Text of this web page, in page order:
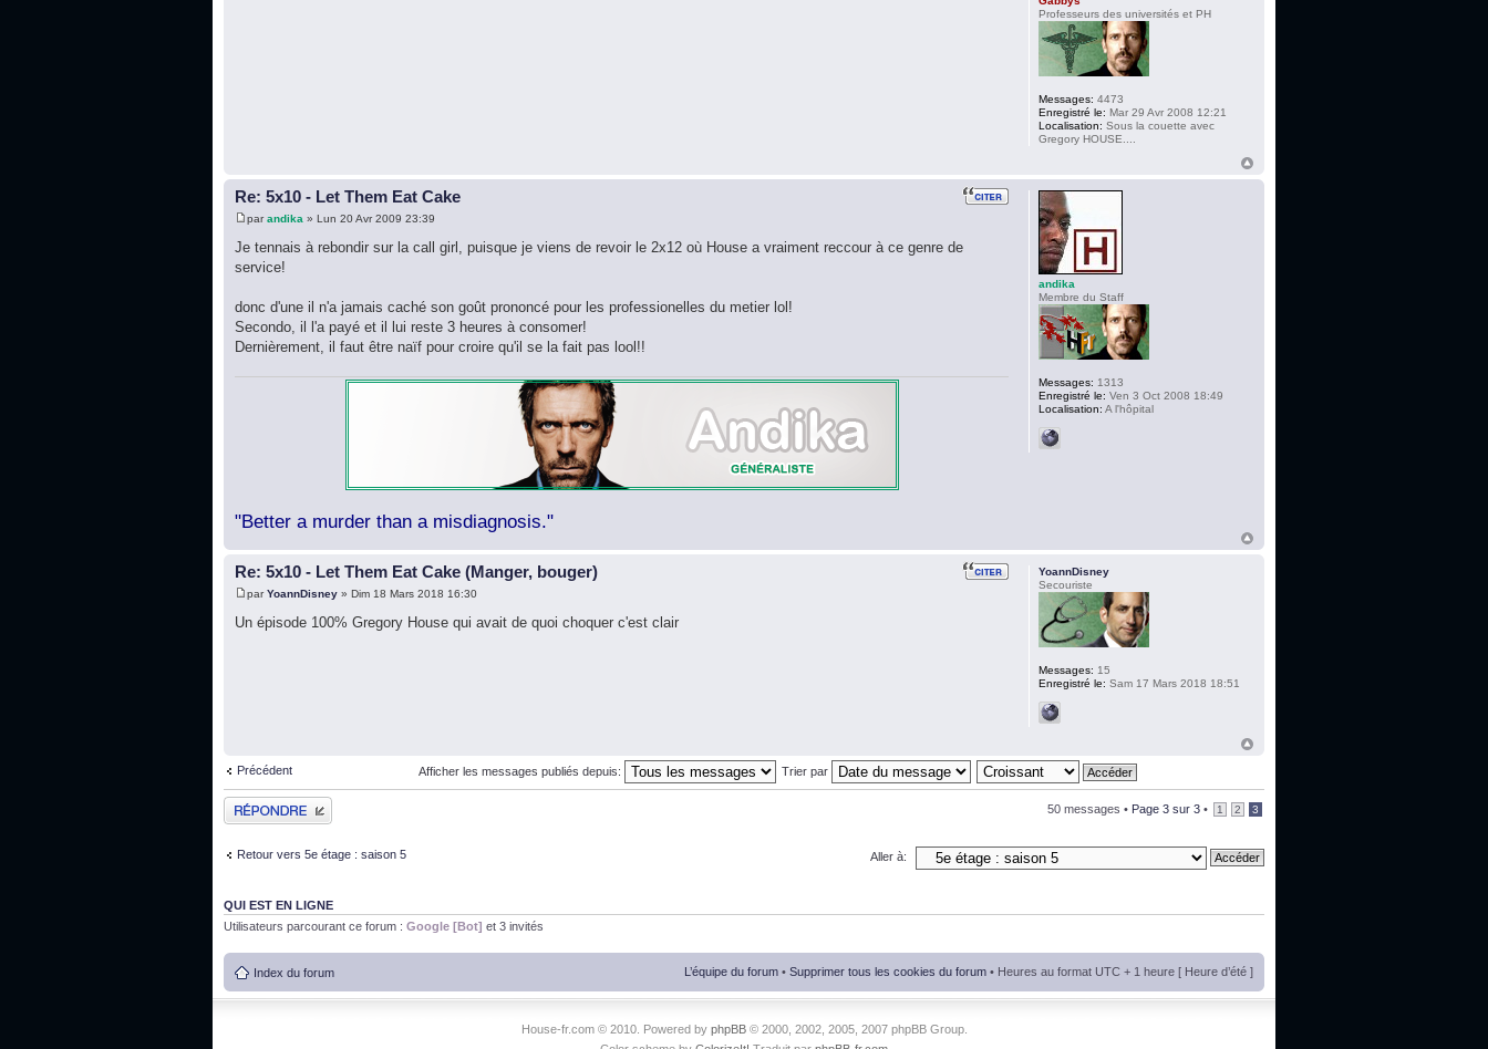
Professeurs des universités et PH
Messages: 4473
Enregistré le: Mar 29 Avr 2008 12:21
Localisation: Sous la couette avec
Gregory HOUSE....
Re: 5x10 - Let Them Eat Cake
parandika » Lun 20 Avr 2009 23:39
Je tennais à rebondir sur la call girl, puisque je viens de revoir le 2x12 où House a vraiment reccour à ce genre de
service!
donc d'une il n'a jamais caché son goût prononcé pour les professionelles du metier lol!
Secondo, il l'a payé et il lui reste 3 heures à consomer!
Dernièrement, il faut être naïf pour croire qu'il se la fait pas lool!!
"Better a murder than a misdiagnosis."
andika
Membre du Staff
Messages: 1313
Enregistré le: Ven 3 Oct 2008 18:49
Localisation: A l'hôpital
Re: 5x10 - Let Them Eat Cake (Manger, bouger)
parYoannDisney » Dim 18 Mars 2018 16:30
Un épisode 100% Gregory House qui avait de quoi choquer c'est clair
YoannDisney
Secouriste
Messages: 15
Enregistré le: Sam 17 Mars 2018 18:51
Précédent Afficher les messages publiés depuis: Trier par
Publier une réponse 50 messages • Page 3 sur 3 • 1 2 3
Retour vers 5e étage : saison 5 Aller à:
QUI EST EN LIGNE
Utilisateurs parcourant ce forum : Google [Bot] et 3 invités
Index du forum L’équipe du forum • Supprimer tous les cookies du forum • Heures au format UTC + 1 heure [ Heure d’été ]
House-fr.com © 2010. Powered by phpBB© 2000, 2002, 2005, 2007 phpBB Group.